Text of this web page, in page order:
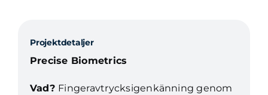
Projektdetaljer
Precise Biometrics
Vad? Fingeravtrycksigenkänning genom